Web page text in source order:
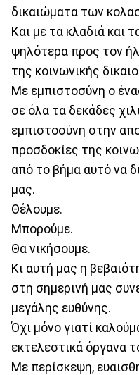
δικαιώματα των
Και με τα κλαδιά και
ψηλότερα προς τον
της κοινωνικής
Με εμπιστοσύνη ο
σε όλα τα δεκάδες
εμπιστοσύνη στην
προσδοκίες της
από το βήμα αυτό να
μας.
Θέλουμε.
Μπορούμε.
Θα νικήσουμε.
Κι αυτή μας η
στη σημερινή μας
μεγάλης ευθύνης.
Όχι μόνο γιατί
εκτελεστικά όργανα
Με περίσκεψη,